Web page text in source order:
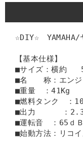
☆DIY☆　YAMAHA/
【基本仕様】
■サイズ：横約
■名　　称：エン
■重量　：41Kg
■燃料タンク　：
■出力　    ：2.3
■運転音　：65ｄＢ
■始動方法：リコ